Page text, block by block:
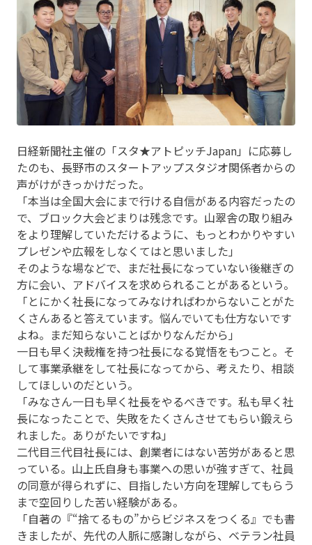
日経新聞社主催の「スタ★アトピッチJapan」に応募し
たのも、長野市のスタートアップスタジオ関係者からの
声がけがきっかけだった。
「本当は全国大会にまで行ける自信がある内容だったの
で、ブロック大会どまりは残念です。山翠舎の取り組み
をより理解していただけるように、もっとわかりやすい
プレゼンや広報をしなくてはと思いました」
そのような場などで、まだ社長になっていない後継ぎの
方に会い、アドバイスを求められることがあるという。
「とにかく社長になってみなければわからないことがた
くさんあると答えています。悩んでいても仕方ないです
よね。まだ知らないことばかりなんだから」
一日も早く決裁権を持つ社長になる覚悟をもつこと。そ
して事業承継をして社長になってから、考えたり、相談
してほしいのだという。
「みなさん一日も早く社長をやるべきです。私も早く社
長になったことで、失敗をたくさんさせてもらい鍛えら
れました。ありがたいですね」
二代目三代目社長には、創業者にはない苦労があると思
っている。山上氏自身も事業への思いが強すぎて、社員
の同意が得られずに、目指したい方向を理解してもらう
まで空回りした苦い経験がある。
「自著の『“捨てるもの”からビジネスをつくる』でも書
きましたが、先代の人脈に感謝しながら、ベテラン社員